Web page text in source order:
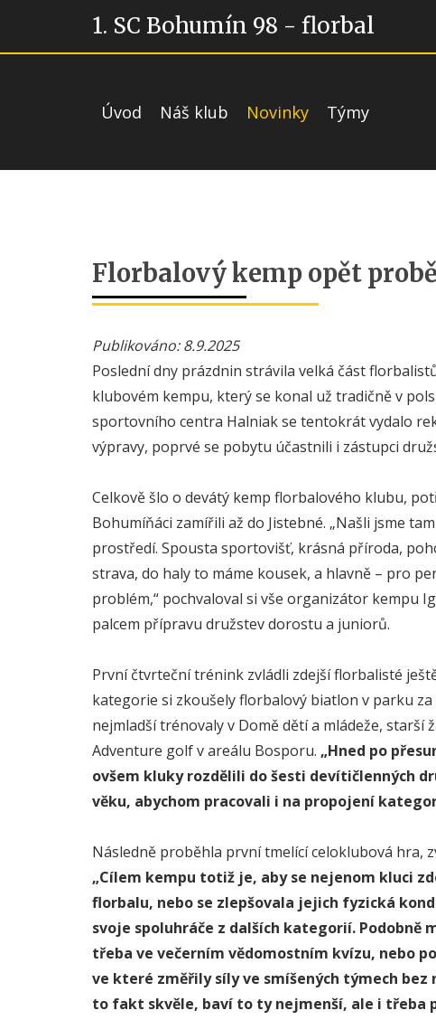
1. SC Bohumín 98 - florbal
Úvod Náš klub Novinky Týmy
Florbalový kemp opět
Publikováno: 8.9.2025
Poslední dny prázdnin strávila velká část
klubovém kempu, který se konal už tradičně v
sportovního centra Halniak se tentokrát vydalo
výpravy, poprvé se pobytu účastnili i zástupci
Celkově šlo o devátý kemp florbalového klubu,
Bohumíňáci zamířili až do Jistebné. „Našli jsme
prostředí. Spousta sportovišť, krásná příroda,
strava, do haly to máme kousek, a hlavně – pro
problém,“ pochvaloval si vše organizátor kempu
palcem přípravu družstev dorostu a juniorů.
První čtvrteční trénink zvládli zdejší florbalisté
kategorie si zkoušely florbalový biatlon v parku
nejmladší trénovaly v Domě dětí a mládeže, starší
Adventure golf v areálu Bosporu. „Hned po
ovšem kluky rozdělili do šesti devítičlenných
věku, abychom pracovali i na propojení
Následně proběhla první tmelící celoklubová hra,
„Cílem kempu totiž je, aby se nejenom kluci
florbalu, nebo se zlepšovala jejich fyzická
svoje spoluhráče z dalších kategorií. Podobně
třeba ve večerním vědomostním kvízu, nebo
ve které změřily síly ve smíšených týmech bez
to fakt skvěle, baví to ty nejmenší, ale i třeba